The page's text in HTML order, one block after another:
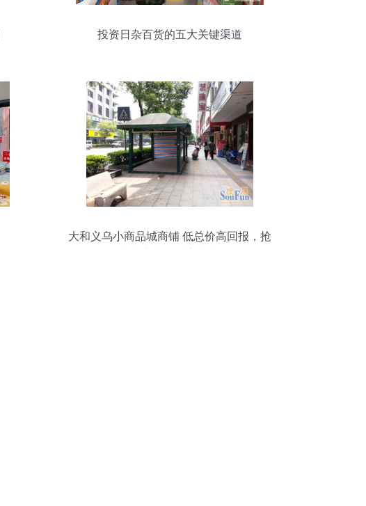
投资日杂百货的五大关键渠道
大和义乌小商品城商铺 低总价高回报，抢